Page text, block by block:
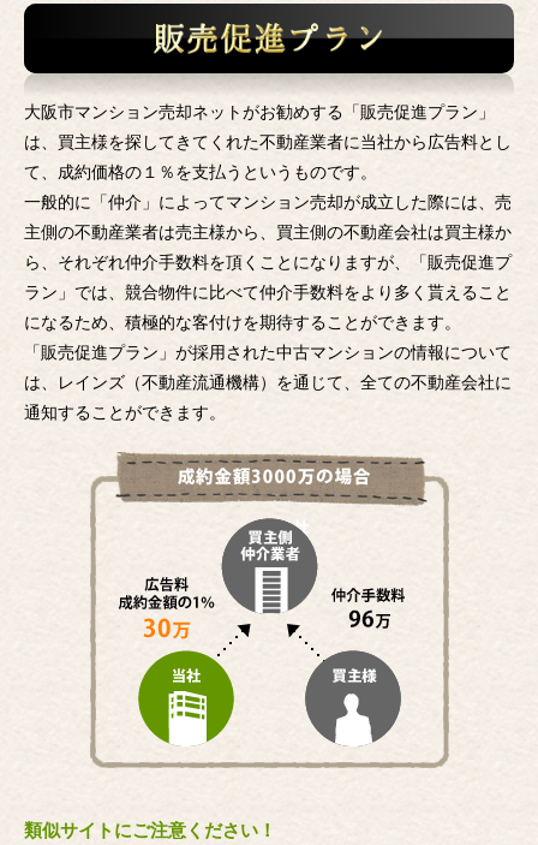
大阪市マンション売却ネットがお勧めする「販売促進プラン」
は、買主様を探してきてくれた不動産業者に当社から広告料とし
て、成約価格の１％を支払うというものです。
一般的に「仲介」によってマンション売却が成立した際には、売
主側の不動産業者は売主様から、買主側の不動産会社は買主様か
ら、それぞれ仲介手数料を頂くことになりますが、「販売促進プ
ラン」では、競合物件に比べて仲介手数料をより多く貰えること
になるため、積極的な客付けを期待することができます。
「販売促進プラン」が採用された中古マンションの情報について
は、レインズ（不動産流通機構）を通じて、全ての不動産会社に
通知することができます。
類似サイトにご注意ください！